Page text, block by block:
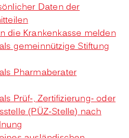
Daten der
die Krankenkasse melden
gemeinnützige Stiftung
Pharmaberater
Prüf-, Zertifizierung- oder
(PÜZ-Stelle) nach